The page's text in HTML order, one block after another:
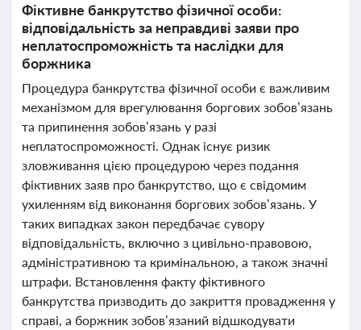
Фіктивне банкрутство фізичної особи:
відповідальність за неправдиві заяви про
неплатоспроможність та наслідки для
боржника
Процедура банкрутства фізичної особи є важливим
механізмом для врегулювання боргових зобов’язань
та припинення зобов’язань у разі
неплатоспроможності. Однак існує ризик
зловживання цією процедурою через подання
фіктивних заяв про банкрутство, що є свідомим
ухиленням від виконання боргових зобов’язань. У
таких випадках закон передбачає сувору
відповідальність, включно з цивільно-правовою,
адміністративною та кримінальною, а також значні
штрафи. Встановлення факту фіктивного
банкрутства призводить до закриття провадження у
справі, а боржник зобов’язаний відшкодувати